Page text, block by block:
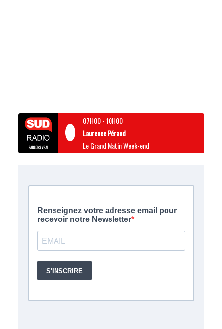
07H00-10H00
Laurence Péraud
Le Grand Matin Week-end